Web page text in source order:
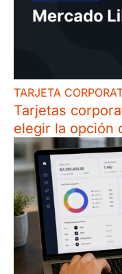
TARJETA
Tarjetas
elegir la opción